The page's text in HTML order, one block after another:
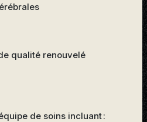
qualité renouvelé
de soins incluant :